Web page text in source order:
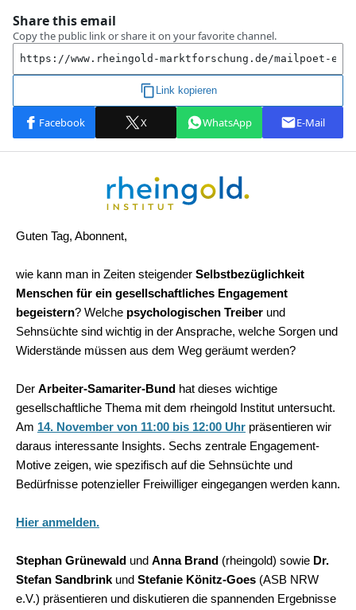
Guten Tag, Abonnent,
wie kann man in Zeiten steigender Selbstbezüglichkeit
Menschen für ein gesellschaftliches Engagement
begeistern? Welche psychologischen Treiber und
Sehnsüchte sind wichtig in der Ansprache, welche Sorgen und
Widerstände müssen aus dem Weg geräumt werden?
Der Arbeiter-Samariter-Bund hat dieses wichtige
gesellschaftliche Thema mit dem rheingold Institut untersucht.
Am 14. November von 11:00 bis 12:00 Uhr präsentieren wir
daraus interessante Insights. Sechs zentrale Engagement-
Motive zeigen, wie spezifisch auf die Sehnsüchte und
Bedürfnisse potenzieller Freiwilliger eingegangen werden kann.
Hier anmelden.
Stephan Grünewald und Anna Brand (rheingold) sowie Dr.
Stefan Sandbrink und Stefanie Könitz-Goes (ASB NRW
e.V.) präsentieren und diskutieren die spannenden Ergebnisse